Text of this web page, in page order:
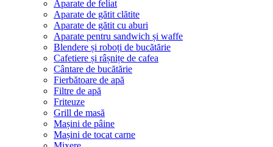
Aparate de feliat
Aparate de gătit clătite
Aparate de gătit cu aburi
Aparate pentru sandwich și waffe
Blendere și roboți de bucătărie
Cafetiere și râșnițe de cafea
Cântare de bucătărie
Fierbătoare de apă
Filtre de apă
Friteuze
Grill de masă
Mașini de pâine
Mașini de tocat carne